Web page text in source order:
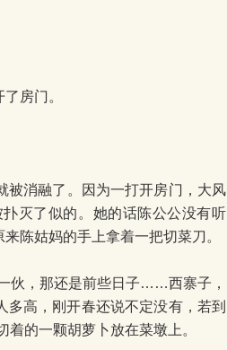
房门。
消融了。因为一打开房门，大风
灭了似的。她的话陈公公没有听
陈姑妈的手上拿着一把切菜刀。
伙，那还是前些日子……西寨子，
高，刚开春还说不定没有，若到
的一颗胡萝卜放在菜墩上。